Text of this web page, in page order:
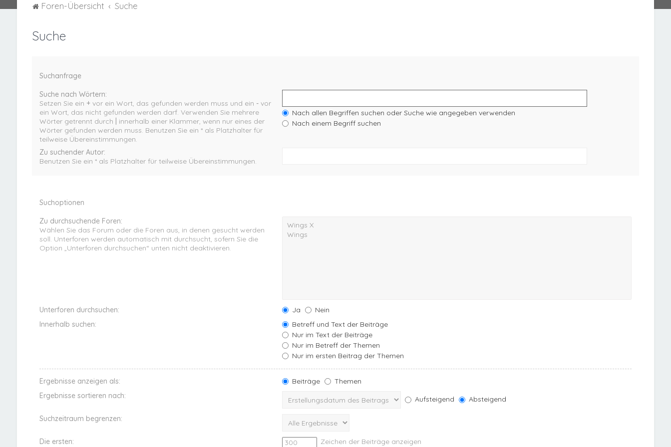
Foren-Übersicht Suche
Suche
Suchanfrage
Suche nach Wörtern:
Setzen Sie ein +vor ein Wort, das gefunden werden muss und ein -vor
ein Wort, das nicht gefunden werden darf. Verwenden Sie mehrere
Wörter getrennt durch
innerhalb einer Klammer, wenn nur eines der
Wörter gefunden werden muss. Benutzen Sie ein * als Platzhalter für
teilweise Übereinstimmungen.
Nach allen Begriffen suchen oder Suche wie angegeben verwenden
Nach einem Begriff suchen
Zu suchender Autor:
Benutzen Sie ein * als Platzhalter für teilweise Übereinstimmungen.
Suchoptionen
Zu durchsuchende Foren:
Wählen Sie das Forum oder die Foren aus, in denen gesucht werden
soll. Unterforen werden automatisch mit durchsucht, sofern Sie die
Option „Unterforen durchsuchen“ unten nicht deaktivieren.
Unterforen durchsuchen: Ja
Nein
Innerhalb suchen:
Betreff und Text der Beiträge
Nur im Text der Beiträge
Nur im Betreff der Themen
Nur im ersten Beitrag der Themen
Ergebnisse anzeigen als: Beiträge
Themen
Ergebnisse sortieren nach:
Aufsteigend Absteigend
Suchzeitraum begrenzen:
Die ersten:
Zeichen der Beiträge anzeigen